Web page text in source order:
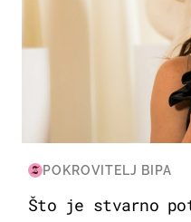
POKROVITELJ BIPA
Što je stvarno